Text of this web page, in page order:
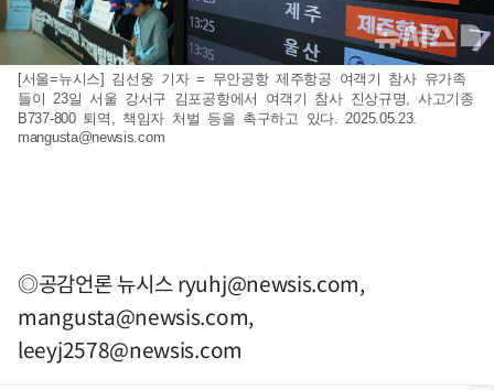
[서울=뉴시스] 김선웅 기자 = 무안공항 제주항공 여객기 참사 유가족
들이 23일 서울 강서구 김포공항에서 여객기 참사 진상규명, 사고기종
B737-800 퇴역, 책임자 처벌 등을 촉구하고 있다. 2025.05.23.
mangusta@newsis.com
◎공감언론 뉴시스ryuhj@newsis.com,
mangusta@newsis.com,
leeyj2578@newsis.com